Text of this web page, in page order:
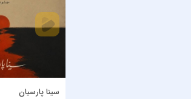
سینا پارسیان